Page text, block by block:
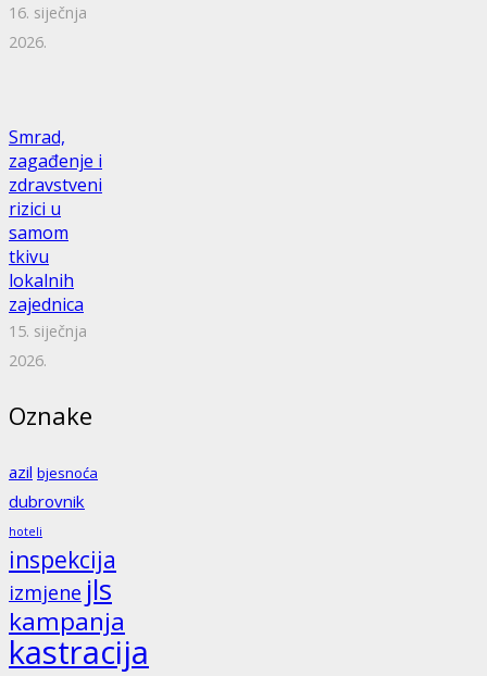
16. siječnja
2026.
Smrad,
zagađenje i
zdravstveni
rizici u
samom
tkivu
lokalnih
zajednica
15. siječnja
2026.
Oznake
azil bjesnoća
dubrovnik
hoteli
inspekcija
izmjene jls
kampanja
kastracija